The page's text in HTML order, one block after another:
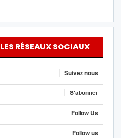
RÉSEAUX SOCIAUX
Suivez nous
S'abonner
Follow Us
Follow us